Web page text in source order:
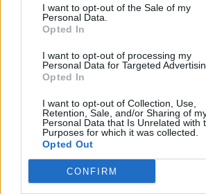
I want to opt-out of the Sale of my
Personal Data.
Opted In
I want to opt-out of processing my
Personal Data for Targeted
Opted In
I want to opt-out of Collection, Use,
Retention, Sale, and/or Sharing of
Personal Data that Is Unrelated with
Purposes for which it was collected.
Opted Out
CONFIRM
πραγματικά γεγονότα, η ταινία
μέσα από τις συζητήσεις
δώδεκα ανθρώπων, μια
καλεί τον θεατή να βγάλει τα